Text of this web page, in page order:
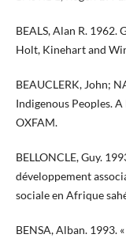
​​​BEALS, Alan R.
Holt, Kinehart and
BEAUCLERK, John;
Indigenous Peoples.
OXFAM.
BELLONCLE, Guy.
développement
sociale en Afrique
BENSA, Alban. 1993.